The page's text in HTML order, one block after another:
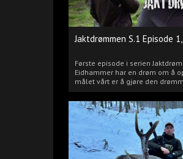
Jaktdrømmen S.1 Episode
Første episode i serien
Eidhammer har en drøm om å
målet vårt er å gjøre den